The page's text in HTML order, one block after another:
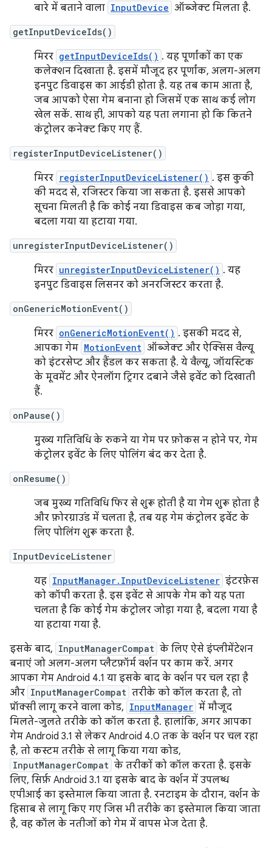
बारे में बताने वाला InputDevice ऑब्जेक्ट मिलता है.
getInputDeviceIds()
मिरर getInputDeviceIds() . यह पूर्णांकों का एक
कलेक्शन दिखाता है. इसमें मौजूद हर पूर्णांक, अलग-अलग
इनपुट डिवाइस का आईडी होता है. यह तब काम आता है,
जब आपको ऐसा गेम बनाना हो जिसमें एक साथ कई लोग
खेल सकें. साथ ही, आपको यह पता लगाना हो कि कितने
कंट्रोलर कनेक्ट किए गए हैं.
registerInputDeviceListener()
मिरर registerInputDeviceListener() . इस कुकी
की मदद से, रजिस्टर किया जा सकता है. इससे आपको
सूचना मिलती है कि कोई नया डिवाइस कब जोड़ा गया,
बदला गया या हटाया गया.
unregisterInputDeviceListener()
मिरर unregisterInputDeviceListener() . यह
इनपुट डिवाइस लिसनर को अनरजिस्टर करता है.
onGenericMotionEvent()
मिरर onGenericMotionEvent() . इसकी मदद से,
आपका गेम MotionEvent ऑब्जेक्ट और ऐक्सिस वैल्यू
को इंटरसेप्ट और हैंडल कर सकता है. ये वैल्यू, जॉयस्टिक
के मूवमेंट और ऐनलॉग ट्रिगर दबाने जैसे इवेंट को दिखाती
हैं.
onPause()
मुख्य गतिविधि के रुकने या गेम पर फ़ोकस न होने पर, गेम
कंट्रोलर इवेंट के लिए पोलिंग बंद कर देता है.
onResume()
जब मुख्य गतिविधि फिर से शुरू होती है या गेम शुरू होता है
और फ़ोरग्राउंड में चलता है, तब यह गेम कंट्रोलर इवेंट के
लिए पोलिंग शुरू करता है.
InputDeviceListener
यह InputManager.InputDeviceListener इंटरफ़ेस
को कॉपी करता है. इस इवेंट से आपके गेम को यह पता
चलता है कि कोई गेम कंट्रोलर जोड़ा गया है, बदला गया है
या हटाया गया है.
इसके बाद, InputManagerCompat के लिए ऐसे इंप्लीमेंटेशन
बनाएं जो अलग-अलग प्लैटफ़ॉर्म वर्शन पर काम करें. अगर
आपका गेम Android 4.1 या इसके बाद के वर्शन पर चल रहा है
और InputManagerCompat तरीके को कॉल करता है, तो
प्रॉक्सी लागू करने वाला कोड, InputManager में मौजूद
मिलते-जुलते तरीके को कॉल करता है. हालांकि, अगर आपका
गेम Android 3.1 से लेकर Android 4.0 तक के वर्शन पर चल रहा
है, तो कस्टम तरीके से लागू किया गया कोड,
InputManagerCompat के तरीकों को कॉल करता है. इसके
लिए, सिर्फ़ Android 3.1 या इसके बाद के वर्शन में उपलब्ध
एपीआई का इस्तेमाल किया जाता है. रनटाइम के दौरान, वर्शन के
हिसाब से लागू किए गए जिस भी तरीके का इस्तेमाल किया जाता
है, वह कॉल के नतीजों को गेम में वापस भेज देता है.